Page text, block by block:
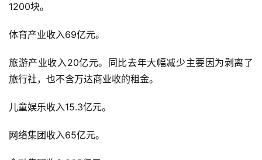
1200块。
体育产业收入69亿元。
旅游产业收入20亿元。同比去年大幅减少主要因为剥离了
旅行社，也不含万达商业收的租金。
儿童娱乐收入15.3亿元。
网络集团收入65亿元。